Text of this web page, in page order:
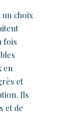
un choix
fois
en
et
Ils
et de